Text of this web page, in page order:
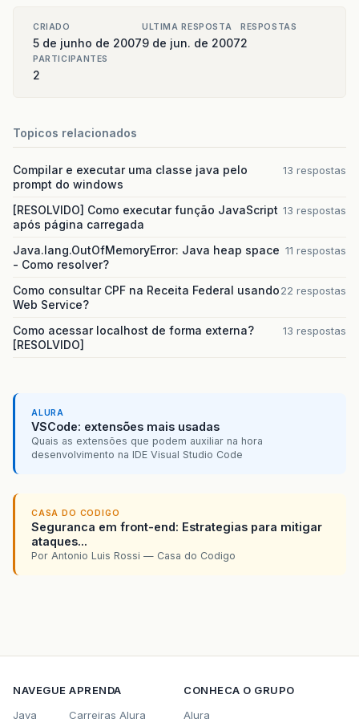
CRIADO
5 de junho de 2007
ULTIMA RESPOSTA
9 de jun. de 2007
RESPOSTAS
2
PARTICIPANTES
2
Topicos relacionados
Compilar e executar uma classe java pelo
prompt do windows
13 respostas
[RESOLVIDO] Como executar função JavaScript
após página carregada
13 respostas
Java.lang.OutOfMemoryError: Java heap space
- Como resolver?
11 respostas
Como consultar CPF na Receita Federal usando
Web Service?
22 respostas
Como acessar localhost de forma externa?
[RESOLVIDO]
13 respostas
ALURA
VSCode: extensões mais usadas
Quais as extensões que podem auxiliar na hora
desenvolvimento na IDE Visual Studio Code
CASA DO CODIGO
Seguranca em front-end: Estrategias para mitigar
ataques...
Por Antonio Luis Rossi — Casa do Codigo
NAVEGUE
Java
APRENDA
Carreiras Alura
CONHECA O GRUPO
Alura